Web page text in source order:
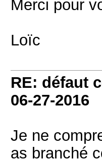
Merci pour
Loïc
RE: défaut
06-27-2016
Je ne
as branché